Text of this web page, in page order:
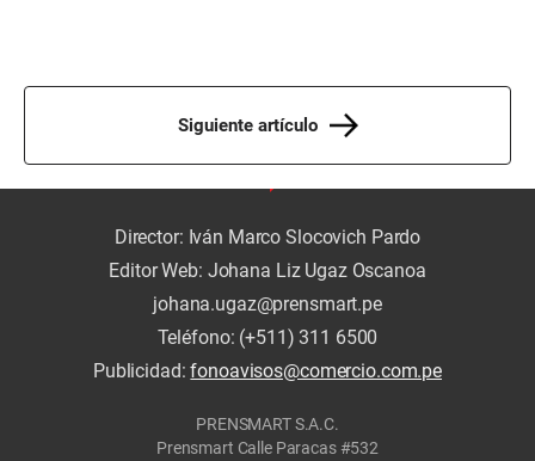
Siguiente artículo
Director: Iván Marco Slocovich Pardo
Editor Web: Johana Liz Ugaz Oscanoa
johana.ugaz@prensmart.pe
Teléfono: (+511) 311 6500
Publicidad:fonoavisos@comercio.com.pe
PRENSMART S.A.C.
Prensmart Calle Paracas #532